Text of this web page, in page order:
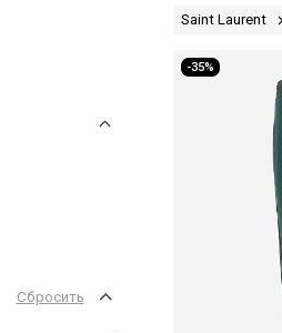
Сбросить
Saint Laurent
-35%